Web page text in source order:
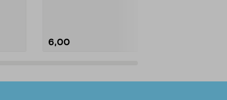
6,00